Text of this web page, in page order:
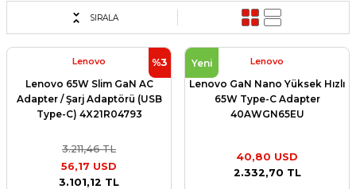
SIRALA
%3
Lenovo
Lenovo 65W Slim GaN AC
Adapter / Şarj Adaptörü (USB
Type-C) 4X21R04793
3.211,46 TL
56,17 USD
3.101,12 TL
Yeni Lenovo
Lenovo GaN Nano Yüksek Hızlı
65W Type-C Adapter
40AWGN65EU
40,80 USD
2.332,70 TL